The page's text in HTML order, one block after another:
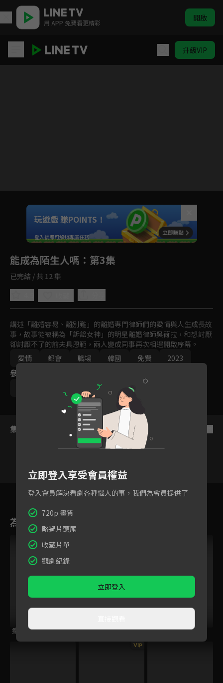
用 APP 免費看更精彩 開啟
升級VIP
Unmute
如有不便請見諒
玩遊戲 賺POINTS！
登入後即可解鎖專屬任務
能成為陌生人嗎 ：第3集
已完結 / 共 12 集
講述「離婚容易、離別難」的離婚專門律師們的愛情與人生成長故
事，故事從被稱為「訴訟女神」的明星離婚律師吳荷拉，和想討厭
卻討厭不了的前夫具恩範，兩人變成同事再次相遇開啟序幕。
愛情
都會 職場 韓國 免費 2023
參與演員
集數列表
2 3 4 5
為您推薦
瘋狂美墨富豪 木偶的季節 再次人生
VIP
立即登入享受會員權益
登入會員解決看劇各種惱人的事，我們為會員提供了
720p 畫質
略過片頭尾
收藏片單
觀劇紀錄
立即登入